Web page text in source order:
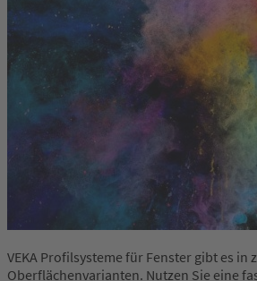
VEKA Profilsysteme für Fenster gibt es in
Oberflächenvarianten. Nutzen Sie eine